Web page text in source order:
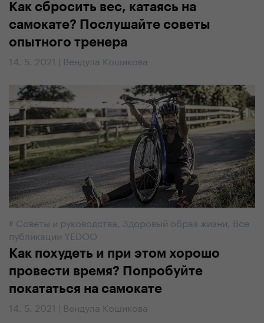
Как сбросить вес, катаясь на
самокате? Послушайте советы
опытного тренера
14. 5. 2021 | Вендула Кошикова
# Советы и руководства, Здоровый образ жизни, Все
публикации YEDOO
Как похудеть и при этом хорошо
провести время? Попробуйте
покататься на самокате
14. 5. 2021 | Вендула Кошикова